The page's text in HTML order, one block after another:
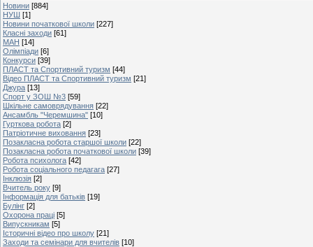
Новини [884]
НУШ [1]
Новини початкової школи [227]
Класні заходи [61]
МАН [14]
Олімпіади [6]
Конкурси [39]
ПЛАСТ та Спортивний туризм [44]
Відео ПЛАСТ та Спортивний туризм [21]
Джура [13]
Спорт у ЗОШ №3 [59]
Шкільне самоврядування [22]
Ансамбль "Черемшина" [10]
Гурткова робота [2]
Патріотичне виховання [23]
Позакласна робота старшої школи [22]
Позакласна робота початкової школи [39]
Робота психолога [42]
Робота соціального педагага [27]
Інклюзія [2]
Вчитель року [9]
Інформація для батьків [19]
Булінг [2]
Охорона праці [5]
Випускникам [5]
Історичні відео про школу [21]
Заходи та семінари для вчителів [10]